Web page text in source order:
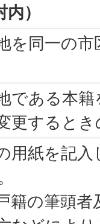
）
を同一の
である本
更すると
用紙を記
籍の筆頭